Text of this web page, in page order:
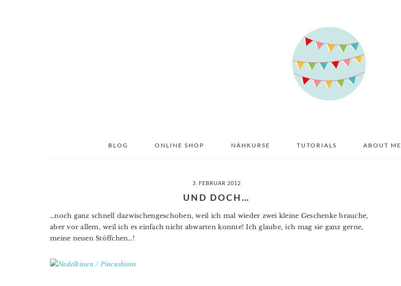
BLOG ONLINE SHOP NÄHKURSE TUTORIALS ABOUT ME
3. FEBRUAR 2012
UND DOCH…
…noch ganz schnell dazwischengeschoben, weil ich mal wieder zwei kleine Geschenke brauche,
aber vor allem, weil ich es einfach nicht abwarten konnte! Ich glaube, ich mag sie ganz gerne,
meine neuen Stöffchen…!